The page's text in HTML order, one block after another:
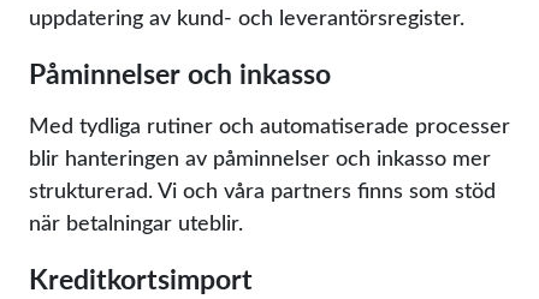
uppdatering av kund- och leverantörsregister.
Påminnelser och inkasso
Med tydliga rutiner och automatiserade processer
blir hanteringen av påminnelser och inkasso mer
strukturerad. Vi och våra partners finns som stöd
när betalningar uteblir.
Kreditkortsimport